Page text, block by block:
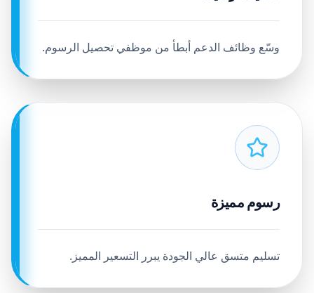
وسّع وظائف الدعم أبطأ من موظفي تحصيل الرسوم.
رسوم مميزة
تسليم متسق عالي الجودة يبرر التسعير المميز.